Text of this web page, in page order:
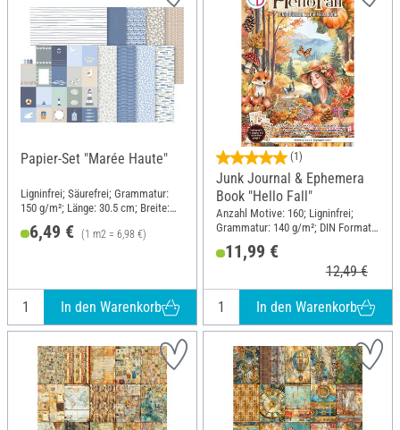
Papier-Set "Marée Haute"
Ligninfrei; Säurefrei; Grammatur:
150 g/m²; Länge: 30.5 cm; Breite:
30.5 cm; Material: Papier
6,49 € (1 m2 = 6,98 €)
In den Warenkorb
(1)
Junk Journal & Ephemera
Book "Hello Fall"
Anzahl Motive: 160; Ligninfrei;
Grammatur: 140 g/m²; DIN Format
A4; Material: Papier
11,99 €
12,49 €
In den Warenkorb